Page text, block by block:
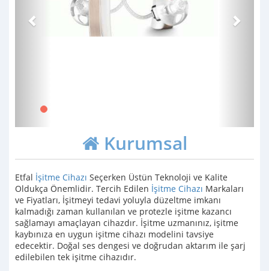
Kurumsal
Etfal İşitme Cihazı Seçerken Üstün Teknoloji ve Kalite
Oldukça Önemlidir. Tercih Edilen İşitme Cihazı Markaları
ve Fiyatları, İşitmeyi tedavi yoluyla düzeltme imkanı
kalmadığı zaman kullanılan ve protezle işitme kazancı
sağlamayı amaçlayan cihazdır. İşitme uzmanınız, işitme
kaybınıza en uygun işitme cihazı modelini tavsiye
edecektir. Doğal ses dengesi ve doğrudan aktarım ile şarj
edilebilen tek işitme cihazıdır.